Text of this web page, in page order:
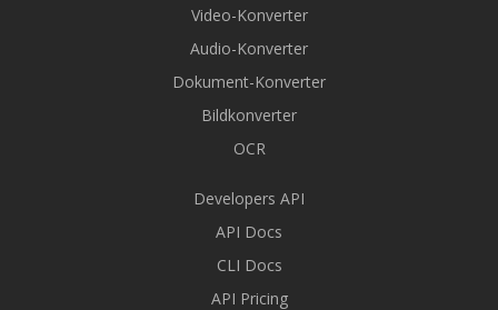
Video-Konverter
Audio-Konverter
Dokument-Konverter
Bildkonverter
OCR
Developers API
API Docs
CLI Docs
API Pricing